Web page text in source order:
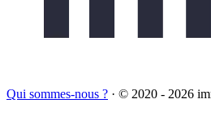
Qui sommes-nous ? · © 2020 - 2026